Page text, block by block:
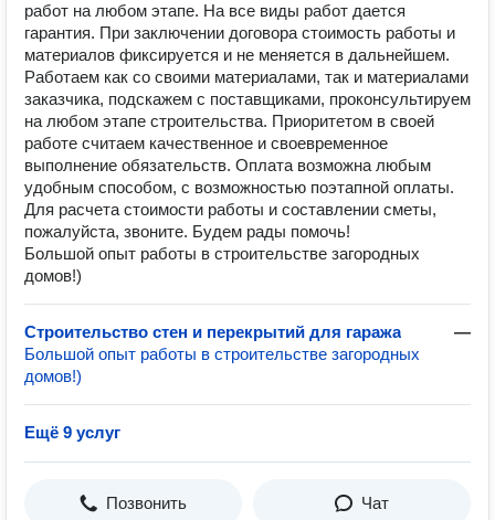
работ на любом этапе. На все виды работ дается
гарантия. При заключении договора стоимость работы и
материалов фиксируется и не меняется в дальнейшем.
Работаем как со своими материалами, так и материалами
заказчика, подскажем с поставщиками, проконсультируем
на любом этапе строительства. Приоритетом в своей
работе считаем качественное и своевременное
выполнение обязательств. Оплата возможна любым
удобным способом, с возможностью поэтапной оплаты.
Для расчета стоимости работы и составлении сметы,
пожалуйста, звоните. Будем рады помочь!
Большой опыт работы в строительстве загородных
домов!)
Строительство стен и перекрытий для гаража
—
Большой опыт работы в строительстве загородных
домов!)
Ещё 9 услуг
Позвонить Чат